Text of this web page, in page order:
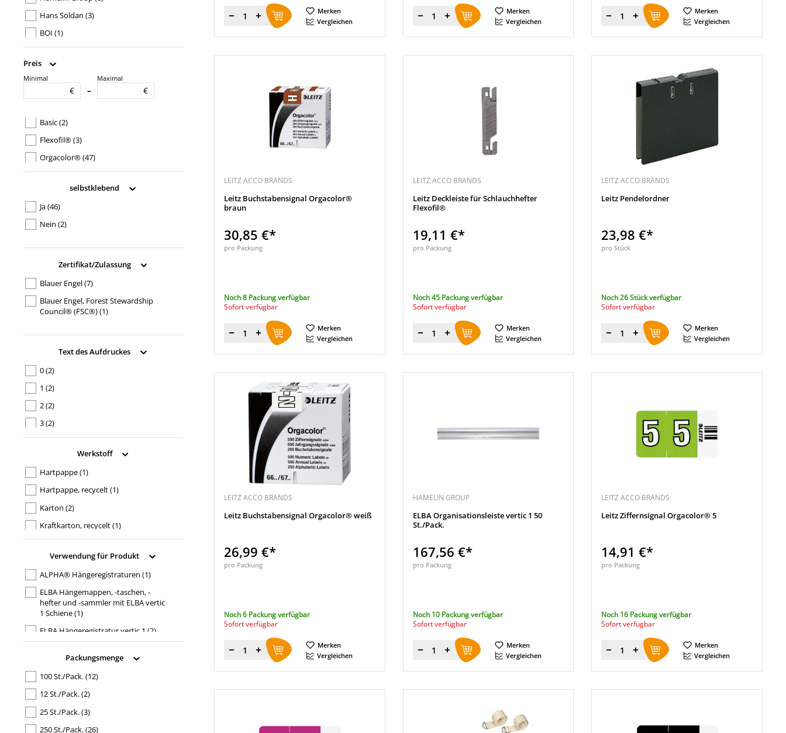
Hans Soldan (3)
BOI (1)
Falken(1)
Preis
Minimal
€ –
Maximal
€
Produkttypbezeichnung
Basic(2)
Flexofil®(3)
Orgacolor®(47)
rado(1)
vertic 1
selbstklebend
Ja(46)
Nein (2)
Zertifikat/Zulassung
Blauer Engel(7)
Blauer Engel, Forest Stewardship
Council® (FSC®)(1)
Text des Aufdruckes
0(2)
1 (2)
2(2)
3(2)
4(2)
6(2)
7(2)
8(2)
9(2)
D(1)
E (1)
F (1)
Werkstoff
Hartpappe(1)
Hartpappe, recycelt(1)
Karton (2)
Kraftkarton, recycelt(1)
Kunstdruckpapier(26)
Kunststoff(4)
Manilakarton, recycelt(2)
Natronkarton(2)
Natronkarton, recycelt
Papier(20)
Verwendung für Produkt
ALPHA® Hängeregistraturen (1)
ELBA Hängemappen, -taschen, -
hefter und -sammler mit ELBA vertic
1 Schiene(1)
ELBA Hängeregistratur vertic 1 (2)
Leitz Orgacolor® Registratursysteme
Packungsmenge
100 St./Pack.(12)
12 St./Pack.(2)
25 St./Pack.(3)
250 St./Pack.(26)
Menge
Merken
Vergleichen
Menge
Merken
Vergleichen
Menge
Merken
Vergleichen
LEITZ ACCO BRANDS
Leitz Buchstabensignal Orgacolor®
braun
30,85 €*
pro Packung
Noch 8 Packung verfügbar
Sofort verfügbar
Menge
Merken
Vergleichen
LEITZ ACCO BRANDS
Leitz Deckleiste für Schlauchhefter
Flexofil®
19,11 €*
pro Packung
Noch 45 Packung verfügbar
Sofort verfügbar
Menge
Merken
Vergleichen
LEITZ ACCO BRANDS
Leitz Pendelordner
23,98 €*
pro Stück
Noch 26 Stück verfügbar
Sofort verfügbar
Menge
Merken
Vergleichen
LEITZ ACCO BRANDS
Leitz Buchstabensignal Orgacolor® weiß
26,99 €*
pro Packung
Noch 6 Packung verfügbar
Sofort verfügbar
Menge
Merken
Vergleichen
HAMELIN GROUP
ELBA Organisationsleiste vertic 1 50
St./Pack.
167,56 €*
pro Packung
Noch 10 Packung verfügbar
Sofort verfügbar
Menge
Merken
Vergleichen
LEITZ ACCO BRANDS
Leitz Ziffernsignal Orgacolor® 5
14,91 €*
pro Packung
Noch 16 Packung verfügbar
Sofort verfügbar
Menge
Merken
Vergleichen